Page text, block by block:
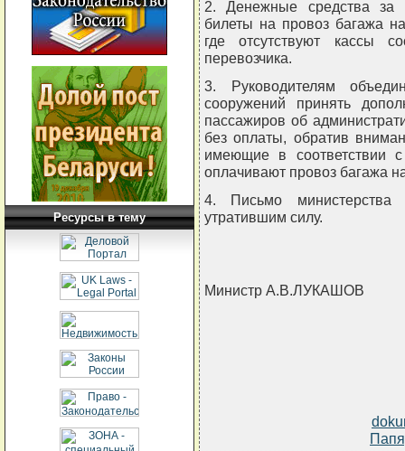
Ресурсы в тему
2. Денежные средства за
билеты на провоз багажа
где отсутствуют кассы
перевозчика.
3. Руководителям
сооружений принять
пассажиров об
без оплаты, обратив
имеющие в соответствии с
оплачивают провоз багажа
4. Письмо министерства
утратившим силу.
Министр А.В.ЛУКАШОВ